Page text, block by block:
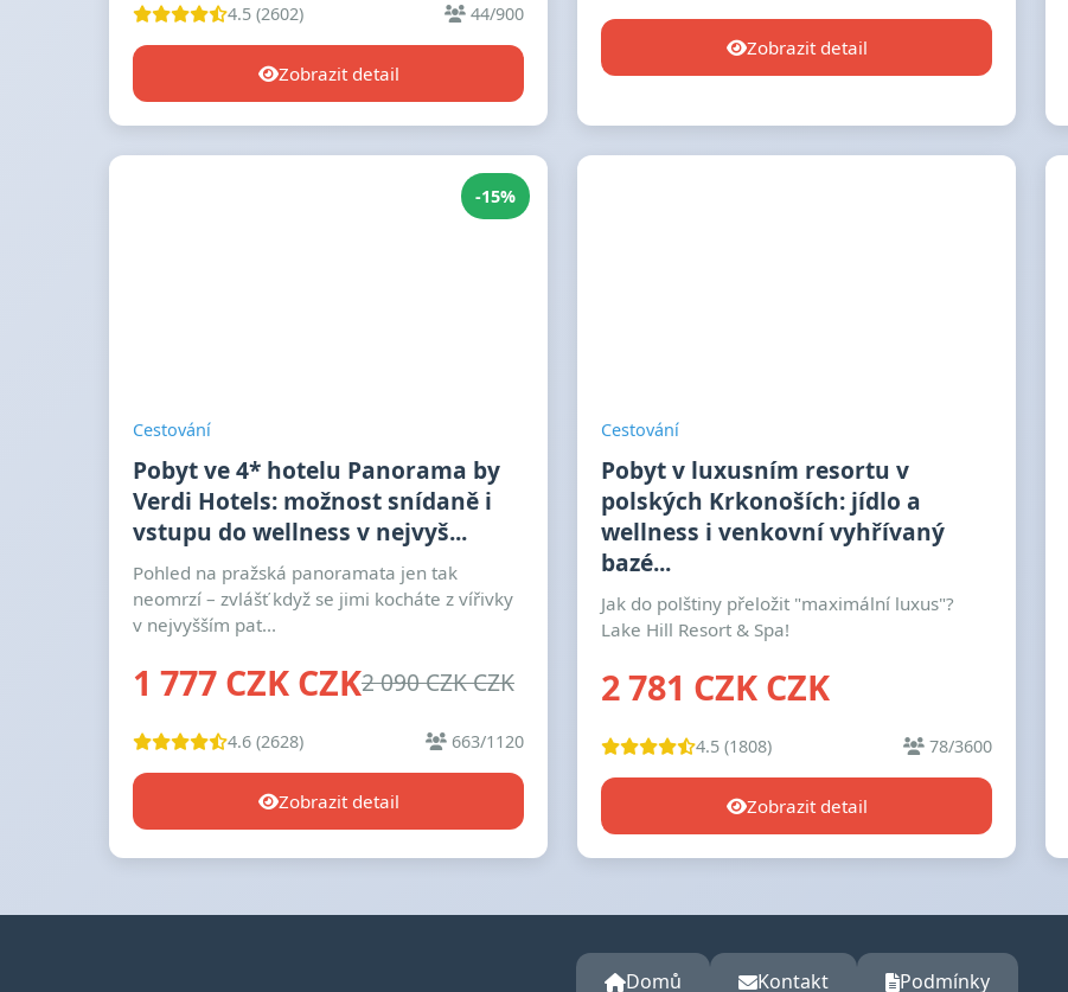
4.5 (2602) 44/900
Zobrazit detail
Zobrazit detail
-15%
Cestování
Pobyt ve 4* hotelu Panorama by
Verdi Hotels: možnost snídaně i
vstupu do wellness v nejvyš...
Pohled na pražská panoramata jen tak
neomrzí – zvlášť když se jimi kocháte z vířivky
v nejvyšším pat...
1 777 CZK CZK2 090 CZK CZK
4.6 (2628) 663/1120
Zobrazit detail
Cestování
Pobyt v luxusním resortu v
polských Krkonoších: jídlo a
wellness i venkovní vyhřívaný
bazé...
Jak do polštiny přeložit "maximální luxus"?
Lake Hill Resort & Spa!
2 781 CZK CZK
4.5 (1808) 78/3600
Zobrazit detail
Domů Kontakt Podmínky